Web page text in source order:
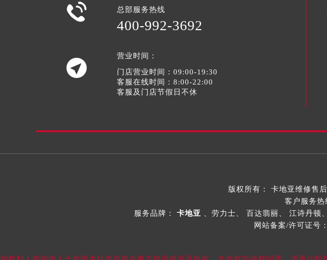
 总部服务热线
400-992-3692

营业时间：
门店营业时间：09:00-19:30
客服在线时间：8:00-22:00
客服及门店节假日不休
版权所有： 卡地亚维修售
客户服务热
服务品牌： 卡地亚 、劳力士、 百达翡丽、 江诗丹顿、
网站备案/许可证号